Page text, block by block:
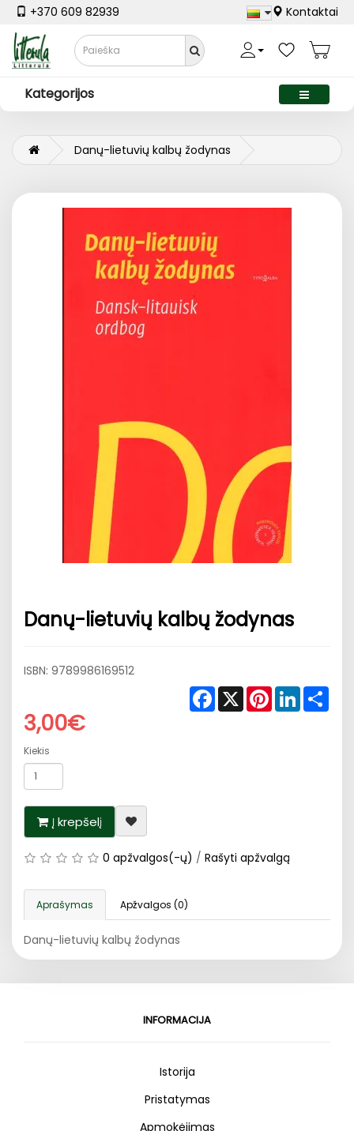
+370 609 82939 Kontaktai
Kategorijos
Danų-lietuvių kalbų žodynas
Danų-lietuvių kalbų žodynas
ISBN: 9789986169512
Facebook
X PinterestLinkedIn
3,00€
Kiekis
Į krepšelį
0 apžvalgos(-ų) / Rašyti apžvalgą
Aprašymas Apžvalgos (0)
Danų-lietuvių kalbų žodynas
INFORMACIJA
Istorija
Pristatymas
Apmokėjimas